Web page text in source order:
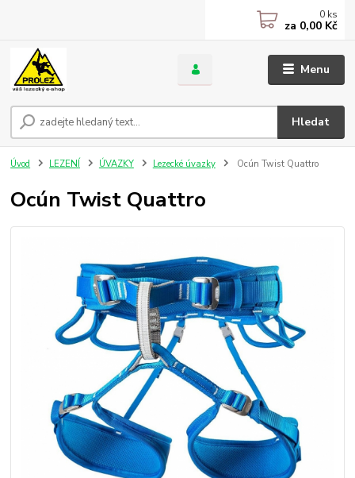
Menu
Hledat
0 ks
za 0,00 Kč
Úvod LEZENÍ ÚVAZKY Lezecké úvazky Ocún Twist Quattro
Ocún Twist Quattro